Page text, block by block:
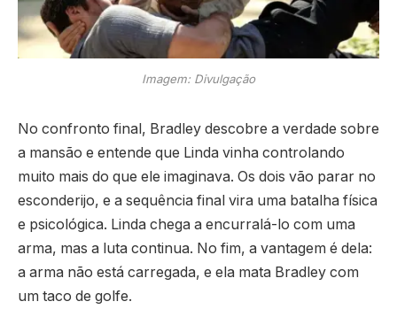
Imagem: Divulgação
No confronto final, Bradley descobre a verdade sobre
a mansão e entende que Linda vinha controlando
muito mais do que ele imaginava. Os dois vão parar no
esconderijo, e a sequência final vira uma batalha física
e psicológica. Linda chega a encurralá-lo com uma
arma, mas a luta continua. No fim, a vantagem é dela:
a arma não está carregada, e ela mata Bradley com
um taco de golfe.